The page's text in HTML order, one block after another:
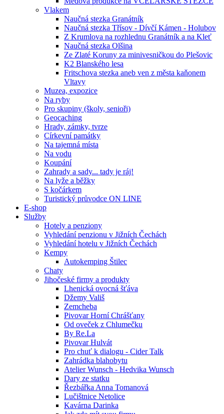
Vlakem
Naučná stezka Granátník
Naučná stezka Třísov - Dívčí Kámen - Holubov
Z Krumlova na rozhlednu Granátník a na Kleť
Naučná stezka Olšina
Ze Zlaté Koruny za minivesničkou do Plešovic
K2 Blanského lesa
Fritschova stezka aneb ven z města kaňonem
Vltavy
Muzea, expozice
Na ryby
Pro skupiny (školy, senioři)
Geocaching
Hrady, zámky, tvrze
Církevní památky
Na tajemná místa
Na vodu
Koupání
Zahrady a sady... tady je ráj!
Na lyže a běžky
S kočárkem
Turistický průvodce ON LINE
E-shop
Služby
Hotely a penziony
Vyhledání penzionu v Jižních Čechách
Vyhledání hotelu v Jižních Čechách
Kempy
Autokemping Štilec
Chaty
Jihočeské firmy a produkty
Lhenická ovocná šťáva
Džemy Vališ
Zemcheba
Pivovar Horní Chrášťany
Od oveček z Chlumečku
By Re.La
Pivovar Hulvát
Pro chuť k dialogu - Cider Talk
Zahrádka blahobytu
Atelier Wunsch - Hedvika Wunsch
Dary ze statku
Řezbářka Anna Tomanová
Lučištnice Netolice
Kavárna Darinka